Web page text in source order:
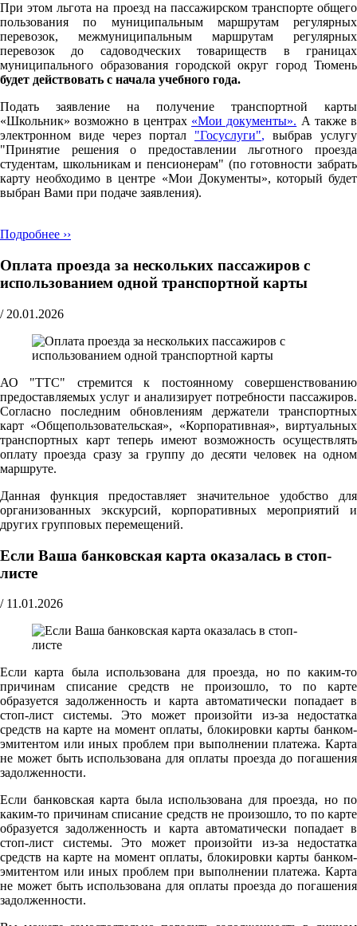
При этом льгота на проезд на пассажирском транспорте общего
пользования по муниципальным маршрутам регулярных
перевозок, межмуниципальным маршрутам регулярных
перевозок до садоводческих товариществ в границах
муниципального образования городской округ город Тюмень
будет действовать с начала учебного года.
Подать заявление на получение транспортной карты
«Школьник» возможно в центрах «Мои документы». А также в
электронном виде через портал "Госуслуги", выбрав услугу
"Принятие решения о предоставлении льготного проезда
студентам, школьникам и пенсионерам" (по готовности забрать
карту необходимо в центре «Мои Документы», который будет
выбран Вами при подаче заявления).
Подробнее ››
Оплата проезда за нескольких пассажиров с
использованием одной транспортной карты
/ 20.01.2026
АО "ТТС" стремится к постоянному совершенствованию
предоставляемых услуг и анализирует потребности пассажиров.
Согласно последним обновлениям держатели транспортных
карт «Общепользовательская», «Корпоративная», виртуальных
транспортных карт теперь имеют возможность осуществлять
оплату проезда сразу за группу до десяти человек на одном
маршруте.
Данная функция предоставляет значительное удобство для
организованных экскурсий, корпоративных мероприятий и
других групповых перемещений.
Если Ваша банковская карта оказалась в стоп-
листе
/ 11.01.2026
Если карта была использована для проезда, но по каким-то
причинам списание средств не произошло, то по карте
образуется задолженность и карта автоматически попадает в
стоп-лист системы. Это может произойти из-за недостатка
средств на карте на момент оплаты, блокировки карты банком-
эмитентом или иных проблем при выполнении платежа. Карта
не может быть использована для оплаты проезда до погашения
задолженности.
Если банковская карта была использована для проезда, но по
каким-то причинам списание средств не произошло, то по карте
образуется задолженность и карта автоматически попадает в
стоп-лист системы. Это может произойти из-за недостатка
средств на карте на момент оплаты, блокировки карты банком-
эмитентом или иных проблем при выполнении платежа. Карта
не может быть использована для оплаты проезда до погашения
задолженности.